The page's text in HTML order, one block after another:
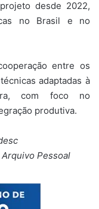
desde 2022,
no Brasil e no
entre os
adaptadas à
com foco no
produtiva.
Pessoal